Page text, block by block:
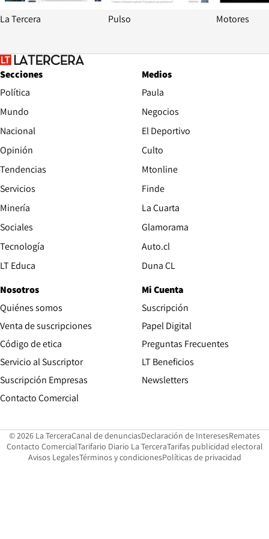
La Tercera Pulso Motores
Secciones
Política
Mundo
Nacional
Opinión
Tendencias
Servicios
Minería
Sociales
Tecnología
LT Educa
Medios
Paula
Negocios
El Deportivo
Culto
Mtonline
Finde
La Cuarta
Glamorama
Auto.cl
Duna CL
Nosotros
Quiénes somos
Venta de suscripciones
Código de etica Opens in new window
Servicio al Suscriptor
Suscripción Empresas
Contacto Comercial
Mi Cuenta
Suscripción
Papel Digital
Preguntas Frecuentes
LT Beneficios
Newsletters
© 2026 La TerceraCanal de denunciasOpens in new window
Declaración de InteresesOpens in
Remates
Contacto ComercialOpens in new window
Tarifario Diario La TerceraOpens in new window
Tarifas publicidad electoral
Avisos LegalesOpens in new window
Términos y condicionesPolíticas de privacidad